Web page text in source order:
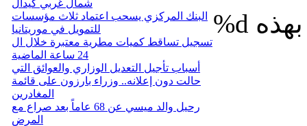
شمال غربي كيدال
البنك المركزي يسحب اعتماد ثلاث مؤسسات
للتمويل في موريتانيا
تسجيل تساقط كميات مطرية معتبرة خلال ال
24 ساعة الماضية
أسباب تأجيل التعديل الوزاري والعوائق التي
حالت دون إعلانه.. وزراء بارزون على قائمة
المغادرين
رحيل والد ميسي عن 68 عاماً بعد صراع مع
المرض
%d